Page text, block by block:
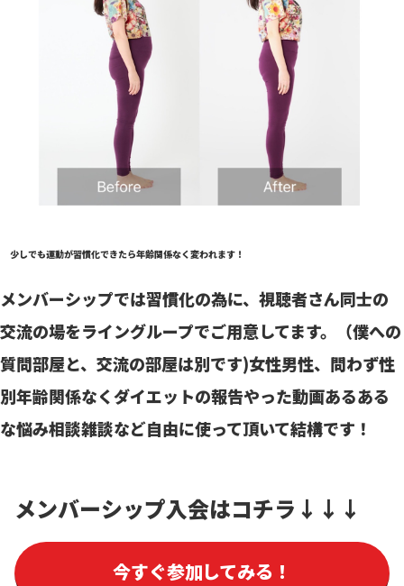
少しでも運動が習慣化できたら年齢関係なく変われます！
メンバーシップでは習慣化の為に、視聴者さん同士の
交流の場をライングループでご用意してます。
（僕への
質問部屋と、交流の部屋は別です)女性男性、問わず性
別年齢関係なくダイエットの報告やった動画あるある
な悩み相談雑談など自由に使って頂いて結構です！
メンバーシップ入会はコチラ ↓↓↓
今すぐ参加してみる！